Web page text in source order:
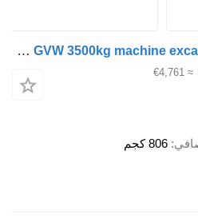
Lorries TPM35 361x175 cm GVW 3500kg machine excavator transporter bobcat